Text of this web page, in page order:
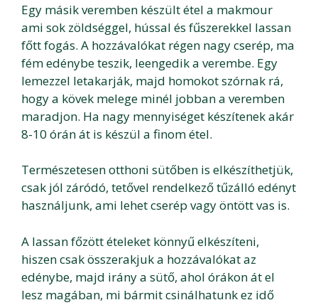
Egy másik veremben készült étel a makmour
ami sok zöldséggel, hússal és fűszerekkel lassan
főtt fogás. A hozzávalókat régen nagy cserép, ma
fém edénybe teszik, leengedik a verembe. Egy
lemezzel letakarják, majd homokot szórnak rá,
hogy a kövek melege minél jobban a veremben
maradjon. Ha nagy mennyiséget készítenek akár
8-10 órán át is készül a finom étel.
Természetesen otthoni sütőben is elkészíthetjük,
csak jól záródó, tetővel rendelkező tűzálló edényt
használjunk, ami lehet cserép vagy öntött vas is.
A lassan főzött ételeket könnyű elkészíteni,
hiszen csak összerakjuk a hozzávalókat az
edénybe, majd irány a sütő, ahol órákon át el
lesz magában, mi bármit csinálhatunk ez idő